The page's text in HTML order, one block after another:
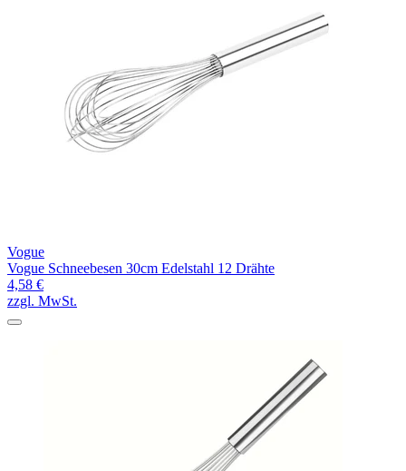
Vogue
Vogue Schneebesen 30cm Edelstahl 12 Drähte
4,58 €
zzgl. MwSt.